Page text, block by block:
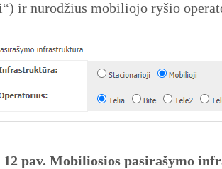
ir nurodžius mobiliojo ryšio
12 pav. Mobiliosios pasirašymo